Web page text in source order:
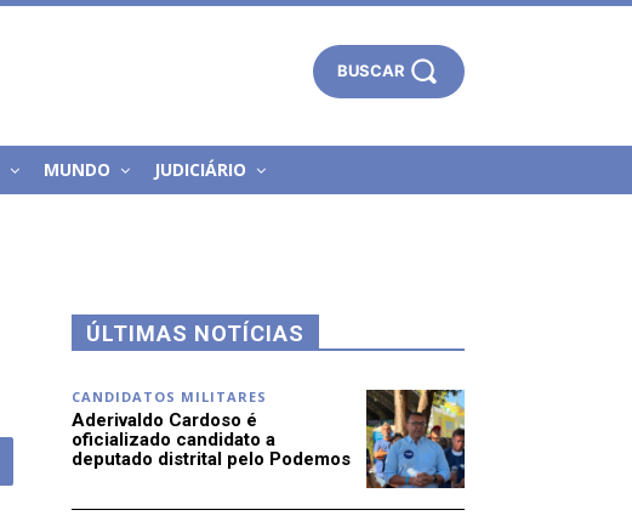
BUSCAR
MUNDO JUDICIÁRIO
ÚLTIMAS NOTÍCIAS
CANDIDATOS MILITARES
Aderivaldo Cardoso é
oficializado candidato a
deputado distrital pelo Podemos